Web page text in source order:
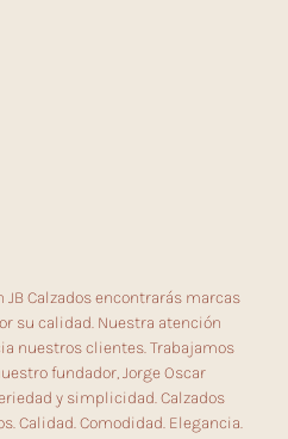
JB Calzados encontrarás marcas
su calidad. Nuestra atención
nuestros clientes. Trabajamos
fundador, Jorge Oscar
y simplicidad. Calzados
Calidad. Comodidad. Elegancia.